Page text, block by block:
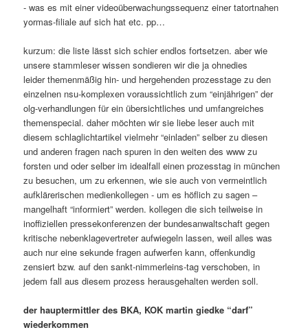
- was es mit einer videoüberwachungssequenz einer tatortnahen
yormas-filiale auf sich hat etc. pp…
kurzum: die liste lässt sich schier endlos fortsetzen. aber wie
unsere stammleser wissen sondieren wir die ja ohnedies
leider themenmäßig hin- und hergehenden prozesstage zu den
einzelnen nsu-komplexen voraussichtlich zum “einjährigen” der
olg-verhandlungen für ein übersichtliches und umfangreiches
themenspecial. daher möchten wir sie liebe leser auch mit
diesem schlaglichtartikel vielmehr “einladen” selber zu diesen
und anderen fragen nach spuren in den weiten des www zu
forsten und oder selber im idealfall einen prozesstag in münchen
zu besuchen, um zu erkennen, wie sie auch von vermeintlich
aufklärerischen medienkollegen - um es höflich zu sagen –
mangelhaft “informiert” werden. kollegen die sich teilweise in
inoffiziellen pressekonferenzen der bundesanwaltschaft gegen
kritische nebenklagevertreter aufwiegeln lassen, weil alles was
auch nur eine sekunde fragen aufwerfen kann, offenkundig
zensiert bzw. auf den sankt-nimmerleins-tag verschoben, in
jedem fall aus diesem prozess herausgehalten werden soll.
der hauptermittler des BKA, KOK martin giedke “darf”
wiederkommen